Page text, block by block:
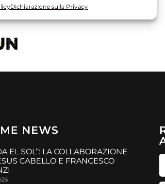
Dichiarazione sulla Privacy
NEWS
EL SOL”: LA COLLABORAZIONE
CABELLO E FRANCESCO